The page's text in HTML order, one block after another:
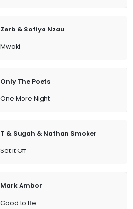
Zerb & Sofiya Nzau
Mwaki
Only The Poets
One More Night
T & Sugah & Nathan Smoker
Set It Off
Mark Ambor
Good to Be